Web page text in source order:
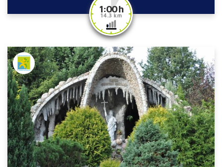
1:00 h
14.3 km